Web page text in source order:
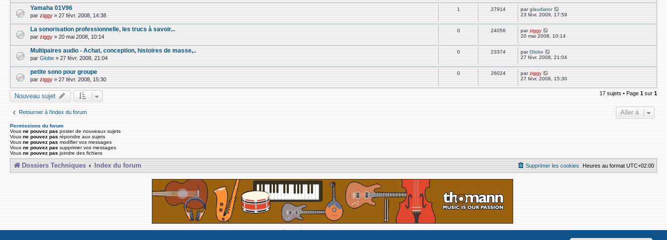
Yamaha 01V96
par ziggy » 27 févr. 2008, 14:38
1 27914 parglaudiator
23 févr. 2009, 17:59
La sonorisation professionnelle, les trucs à savoir...
par ziggy » 20 mai 2008, 10:14
0 24056 parziggy
20 mai 2008, 10:14
Multipaires audio - Achat, conception, histoires de masse,..
par Globe » 27 févr. 2008, 21:04
0 23374 parGlobe
27 févr. 2008, 21:04
petite sono pour groupe
par ziggy » 27 févr. 2008, 15:30
0 26024 parziggy
27 févr. 2008, 15:30
Nouveau sujet 17 sujets • Page 1 sur 1
Retourner à l’index du forum Aller à
Permissions du forum
Vous ne pouvez pas poster de nouveaux sujets
Vous ne pouvez pas répondre aux sujets
Vous ne pouvez pas modifier vos messages
Vous ne pouvez pas supprimer vos messages
Vous ne pouvez pas joindre des fichiers
Dossiers Techniques Index du forum Heures au format UTC+02:00
Supprimer les cookies
Développé par Forum Software © phpBB Limited